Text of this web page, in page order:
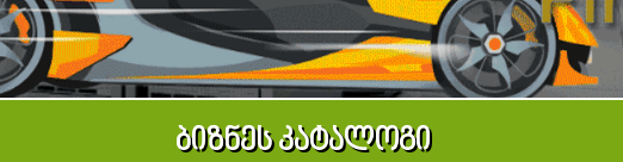
ბიზნეს კატალოგი